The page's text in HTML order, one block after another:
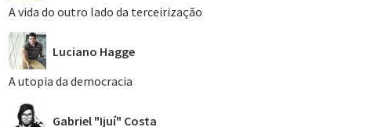
A vida do outro lado da terceirização
Luciano Hagge
A utopia da democracia
Gabriel "Ijuí" Costa